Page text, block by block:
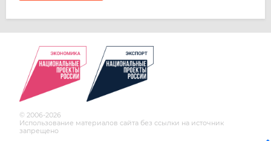
© 2006-2026
Использование материалов сайта без ссылки на источник
запрещено